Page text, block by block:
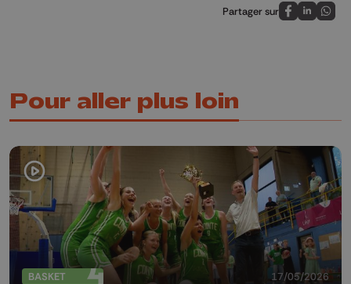
Partager sur
Partagez sur
Partagez
Pour aller plus loin
BASKET 17/05/2026